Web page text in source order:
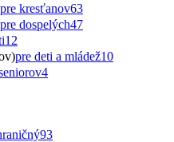
pre kresťanov63
pre dospelých47
12
pre deti a mládež10
4
93